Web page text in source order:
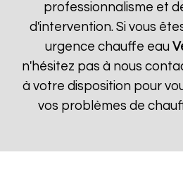
professionnalisme et
d'intervention. Si vous
urgence chauffe eau
n'hésitez pas à nous
à votre disposition pour
vos problèmes de